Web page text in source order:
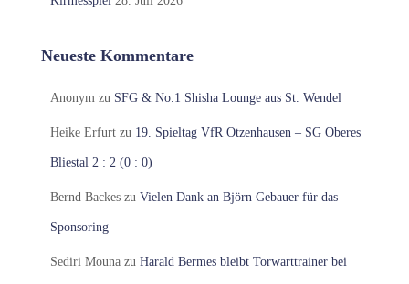
Neueste Kommentare
Anonym zu SFG & No.1 Shisha Lounge aus St. Wendel
Heike Erfurt zu 19. Spieltag VfR Otzenhausen – SG Oberes
Bliestal 2 : 2 (0 : 0)
Bernd Backes zu Vielen Dank an Björn Gebauer für das
Sponsoring
Sediri Mouna zu Harald Bermes bleibt Torwarttrainer bei